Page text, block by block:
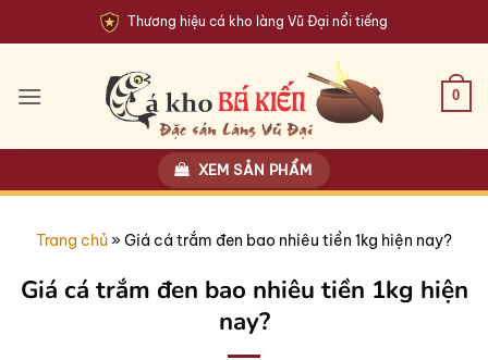
qua
dung
Thương hiệu cá kho làng Vũ Đại nổi tiếng
0
XEM SẢN PHẨM
Trang chủ»Giá cá trắm đen bao nhiêu tiền 1kg hiện nay?
Giá cá trắm đen bao nhiêu tiền 1kg hiện
nay?